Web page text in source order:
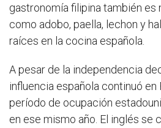
gastronomía filipina también es
como adobo, paella, lechon y
raíces en la cocina española.
A pesar de la independencia
influencia española continuó en
período de ocupación
en ese mismo año. El inglés se